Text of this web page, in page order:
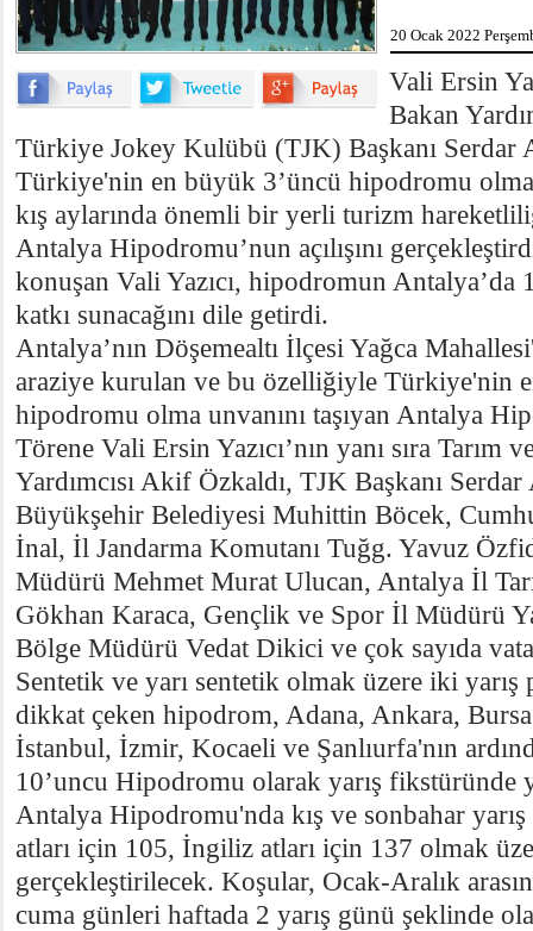
20 Ocak 2022
Vali Ersin
Bakan
Türkiye Jokey Kulübü (TJK) Başkanı Serdar
Türkiye'nin en büyük 3’üncü hipodromu
kış aylarında önemli bir yerli turizm
Antalya Hipodromu’nun açılışını
konuşan Vali Yazıcı, hipodromun Antalya’da
katkı sunacağını dile getirdi.
Antalya’nın Döşemealtı İlçesi Yağca
araziye kurulan ve bu özelliğiyle Türkiye'nin
hipodromu olma unvanını taşıyan Antalya
Törene Vali Ersin Yazıcı’nın yanı sıra Tarım
Yardımcısı Akif Özkaldı, TJK Başkanı
Büyükşehir Belediyesi Muhittin Böcek,
İnal, İl Jandarma Komutanı Tuğg. Yavuz
Müdürü Mehmet Murat Ulucan, Antalya İl
Gökhan Karaca, Gençlik ve Spor İl Müdürü
Bölge Müdürü Vedat Dikici ve çok sayıda
Sentetik ve yarı sentetik olmak üzere iki yarış
dikkat çeken hipodrom, Adana, Ankara,
İstanbul, İzmir, Kocaeli ve Şanlıurfa'nın
10’uncu Hipodromu olarak yarış fikstüründe
Antalya Hipodromu'nda kış ve sonbahar yarış
atları için 105, İngiliz atları için 137 olmak
gerçekleştirilecek. Koşular, Ocak-Aralık
cuma günleri haftada 2 yarış günü şeklinde